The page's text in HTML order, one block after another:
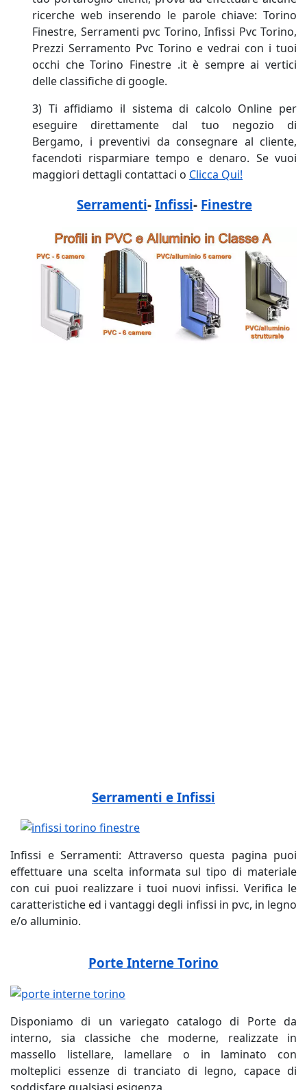
ricerche web inserendo le parole chiave: Torino
Finestre, Serramenti pvc Torino, Infissi Pvc Torino,
Prezzi Serramento Pvc Torino e vedrai con i tuoi
occhi che Torino Finestre .it è sempre ai vertici
delle classifiche di google.
3) Ti affidiamo il sistema di calcolo Online per
eseguire direttamente dal tuo negozio di
Bergamo, i preventivi da consegnare al cliente,
facendoti risparmiare tempo e denaro. Se vuoi
maggiori dettagli contattaci o Clicca Qui!
Serramenti- Infissi- Finestre
Serramenti e Infissi
Infissi e Serramenti: Attraverso questa pagina puoi
effettuare una scelta informata sul tipo di materiale
con cui puoi realizzare i tuoi nuovi infissi. Verifica le
caratteristiche ed i vantaggi degli infissi in pvc, in legno
e/o alluminio.
Porte Interne Torino
Disponiamo di un variegato catalogo di Porte da
interno, sia classiche che moderne, realizzate in
massello listellare, lamellare o in laminato con
molteplici essenze di tranciato di legno, capace di